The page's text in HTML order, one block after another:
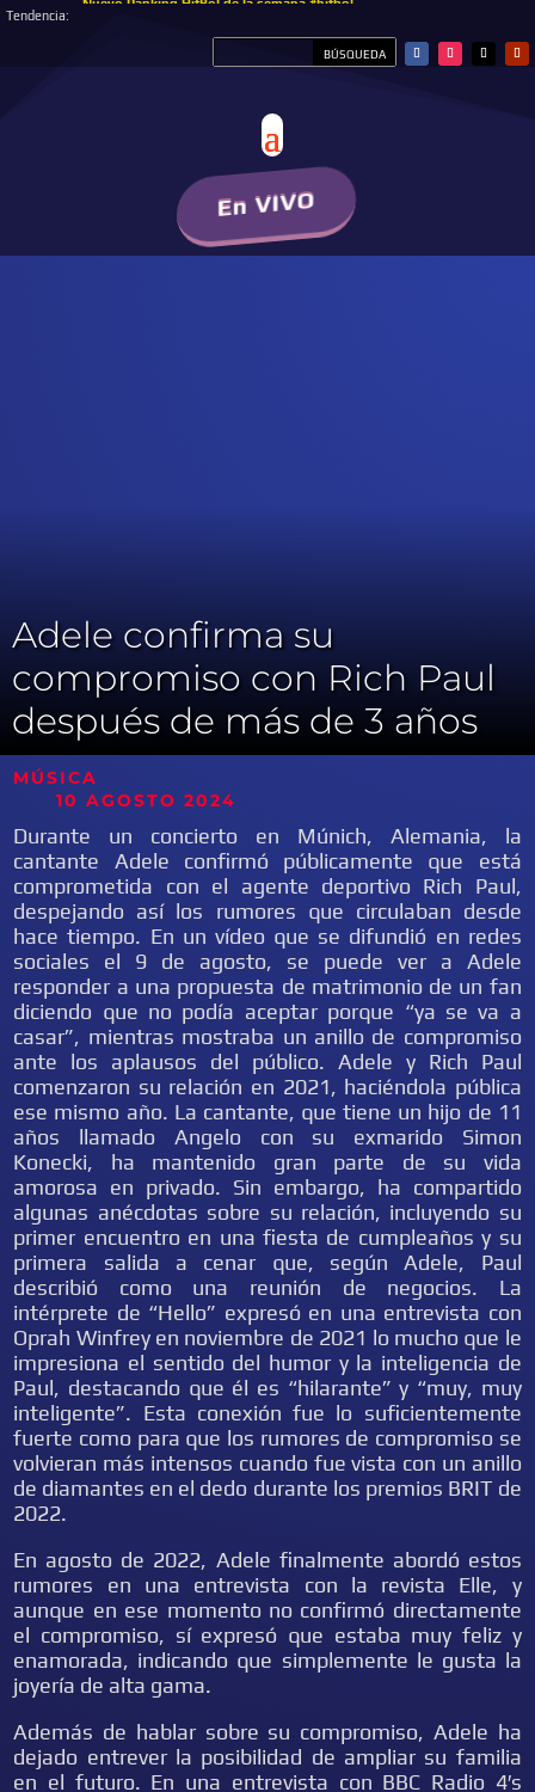
Tendencia:
Nuevo Ranking HitBol de la semana #hitbol
En VIVO
Adele confirma su
compromiso con Rich Paul
después de más de 3 años
MÚSICA
10 AGOSTO 2024
Durante un concierto en Múnich, Alemania, la
cantante Adele confirmó públicamente que está
comprometida con el agente deportivo Rich Paul,
despejando así los rumores que circulaban desde
hace tiempo. En un vídeo que se difundió en redes
sociales el 9 de agosto, se puede ver a Adele
responder a una propuesta de matrimonio de un fan
diciendo que no podía aceptar porque “ya se va a
casar”, mientras mostraba un anillo de compromiso
ante los aplausos del público. Adele y Rich Paul
comenzaron su relación en 2021, haciéndola pública
ese mismo año. La cantante, que tiene un hijo de 11
años llamado Angelo con su exmarido Simon
Konecki, ha mantenido gran parte de su vida
amorosa en privado. Sin embargo, ha compartido
algunas anécdotas sobre su relación, incluyendo su
primer encuentro en una fiesta de cumpleaños y su
primera salida a cenar que, según Adele, Paul
describió como una reunión de negocios. La
intérprete de “Hello” expresó en una entrevista con
Oprah Winfrey en noviembre de 2021 lo mucho que le
impresiona el sentido del humor y la inteligencia de
Paul, destacando que él es “hilarante” y “muy, muy
inteligente”. Esta conexión fue lo suficientemente
fuerte como para que los rumores de compromiso se
volvieran más intensos cuando fue vista con un anillo
de diamantes en el dedo durante los premios BRIT de
2022.
En agosto de 2022, Adele finalmente abordó estos
rumores en una entrevista con la revista Elle, y
aunque en ese momento no confirmó directamente
el compromiso, sí expresó que estaba muy feliz y
enamorada, indicando que simplemente le gusta la
joyería de alta gama.
Además de hablar sobre su compromiso, Adele ha
dejado entrever la posibilidad de ampliar su familia
en el futuro. En una entrevista con BBC Radio 4′s